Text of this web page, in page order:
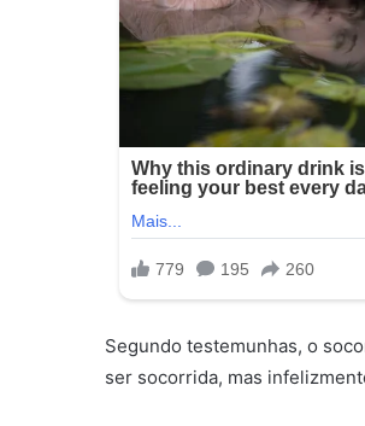
Segundo testemunhas, o
ser socorrida, mas